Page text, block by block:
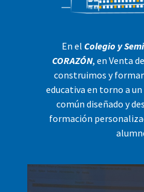
En el Colegio y
CORAZÓN, en Venta
construimos y
educativa en torno a
común diseñado y
formación